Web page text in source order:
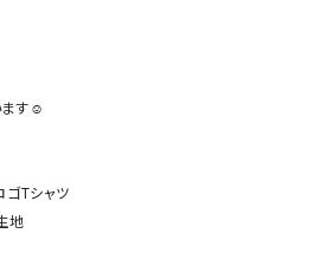
ます☺︎
Tシャツ
地